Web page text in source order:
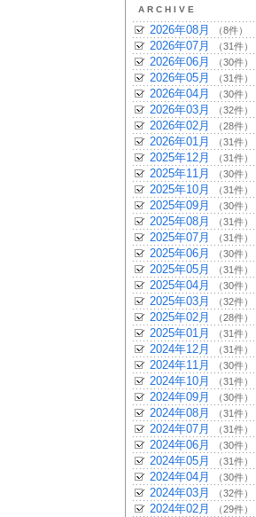
ARCHIVE
2026年08月 （8件）
2026年07月 （31件）
2026年06月 （30件）
2026年05月 （31件）
2026年04月 （30件）
2026年03月 （32件）
2026年02月 （28件）
2026年01月 （31件）
2025年12月 （31件）
2025年11月 （30件）
2025年10月 （31件）
2025年09月 （30件）
2025年08月 （31件）
2025年07月 （31件）
2025年06月 （30件）
2025年05月 （31件）
2025年04月 （30件）
2025年03月 （32件）
2025年02月 （28件）
2025年01月 （31件）
2024年12月 （31件）
2024年11月 （30件）
2024年10月 （31件）
2024年09月 （30件）
2024年08月 （31件）
2024年07月 （31件）
2024年06月 （30件）
2024年05月 （31件）
2024年04月 （30件）
2024年03月 （32件）
2024年02月 （29件）